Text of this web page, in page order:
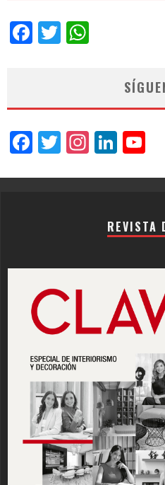
Facebook
Twitter
Facebook
Twitter
REVISTA